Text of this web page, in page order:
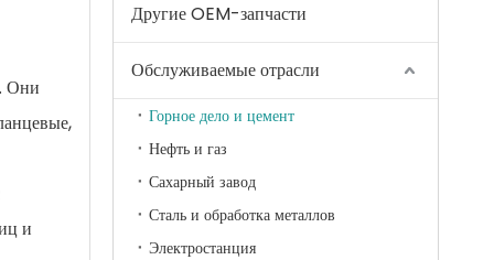
Они
и
Другие OEM-запчасти
Обслуживаемые отрасли
Горное дело и цемент
Нефть и газ
Сахарный завод
Сталь и обработка металлов
Электростанция